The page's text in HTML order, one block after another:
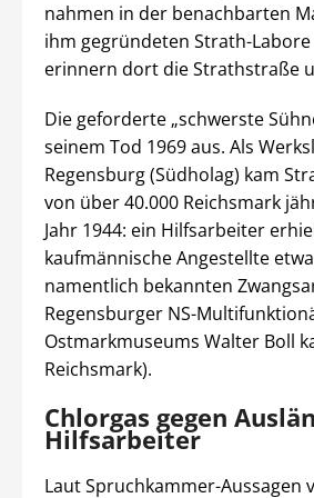
nahmen in der benachbarten
ihm gegründeten Strath-
erinnern dort die Strathstraße
Die geforderte „schwerste
seinem Tod 1969 aus. Als
Regensburg (Südholag) kam
von über 40.000 Reichsmark
Jahr 1944: ein Hilfsarbeiter
kaufmännische Angestellte
namentlich bekannten
Regensburger NS-
Ostmarkmuseums Walter Boll
Reichsmark).
Chlorgas gegen
Hilfsarbeiter
Laut Spruchkammer-